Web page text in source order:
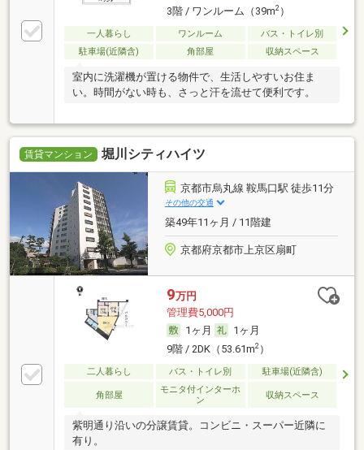
3階 / ワンルーム（39m2）
一人暮らし ワンルーム
バス・トイレ別
駐車場(近隣含)
角部屋 収納スペース
室内に洗濯機が置ける物件で、生活しやすいお住ま
い。時間がない時も、さっと汗を流せて便利です。
賃貸マンション 堀川シティハイツ
京都市烏丸線 鞍馬口駅 徒歩11分
その他の交通
築49年11ヶ月 / 11階建
京都府京都市上京区扇町
9万円
管理費5,000円
1ヶ月
1ヶ月
9階 / 2DK（53.61m2）
二人暮らし バス・トイレ別 駐車場(近隣含)
角部屋
モニタ付インターホ
ン
収納スペース
紫明通り沿いの分譲賃貸。コンビニ・スーパー近隣に
有り。